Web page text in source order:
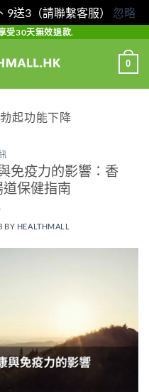
送3（請聯繫客服） 忽略
受30天無效退款.
0
勃起功能下降
免疫力的影響：香
保健指南
BY HEALTHMALL